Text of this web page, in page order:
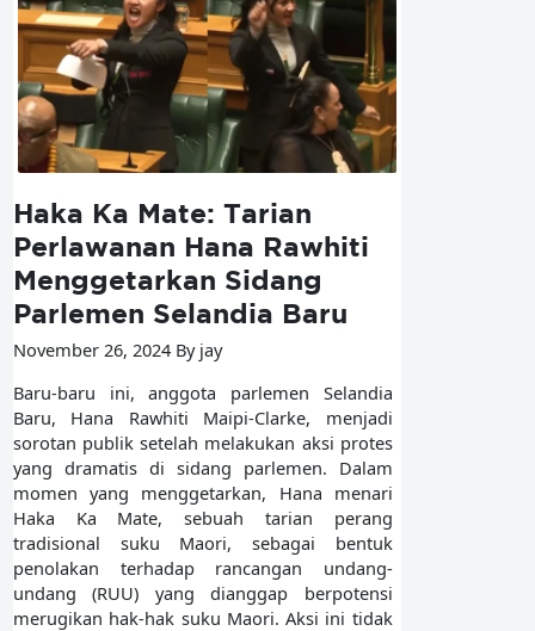
Haka Ka Mate: Tarian
Perlawanan Hana Rawhiti
Menggetarkan Sidang
Parlemen Selandia Baru
November 26, 2024 By jay
Baru-baru ini, anggota parlemen Selandia
Baru, Hana Rawhiti Maipi-Clarke, menjadi
sorotan publik setelah melakukan aksi protes
yang dramatis di sidang parlemen. Dalam
momen yang menggetarkan, Hana menari
Haka Ka Mate, sebuah tarian perang
tradisional suku Maori, sebagai bentuk
penolakan terhadap rancangan undang-
undang (RUU) yang dianggap berpotensi
merugikan hak-hak suku Maori. Aksi ini tidak